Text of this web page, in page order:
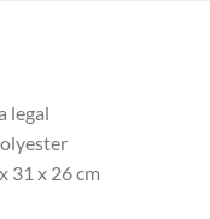
legal
31 x 26 cm